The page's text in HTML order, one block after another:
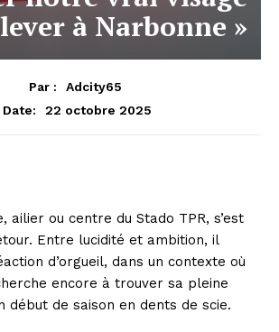
à Narbonne »
Par :
Adcity65
Date:
22 octobre 2025
ailier ou centre du Stado TPR, s’est
Entre lucidité et ambition, il
d’orgueil, dans un contexte où
encore à trouver sa pleine
début de saison en dents de scie.